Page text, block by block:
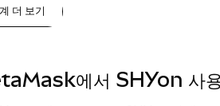
더 보기
에서 SHYon 사